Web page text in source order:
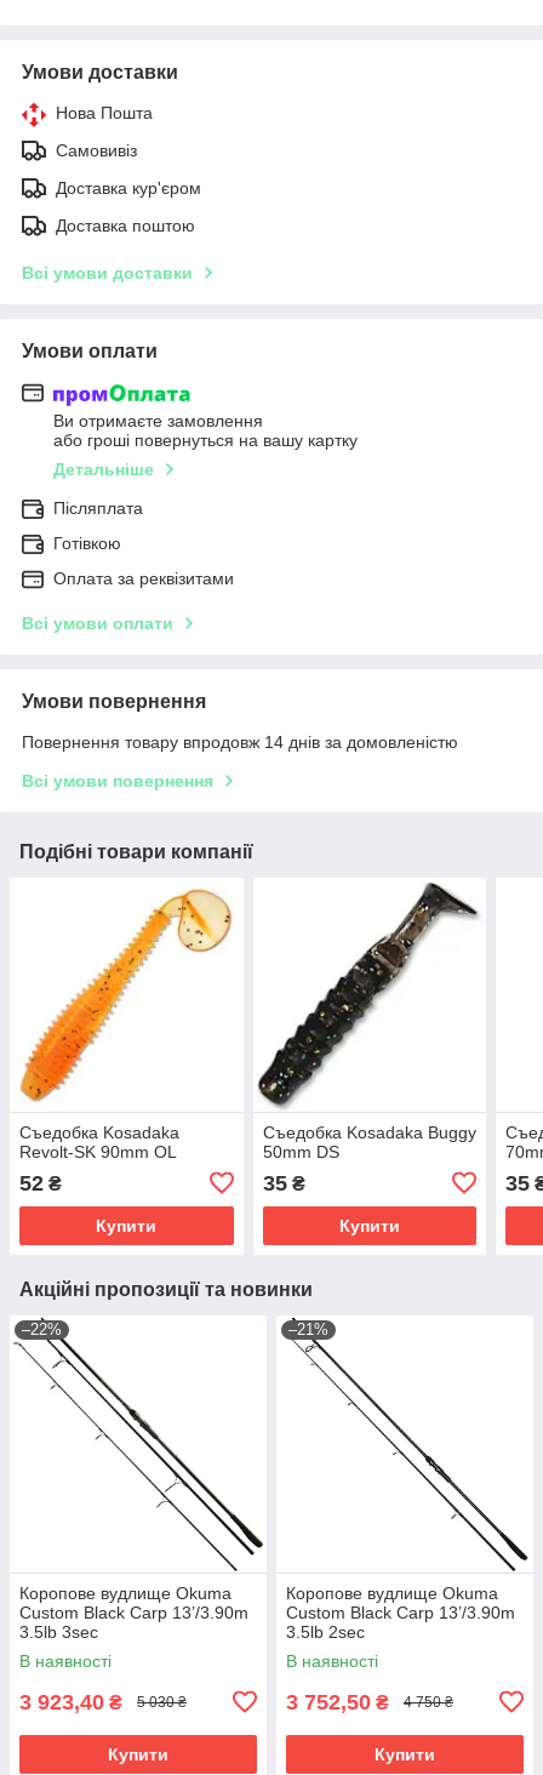
Умови доставки
Нова Пошта
Самовивіз
Доставка кур'єром
Доставка поштою
Всі умови доставки
Умови оплати
Ви отримаєте замовлення
або гроші повернуться на вашу картку
Детальніше
Післяплата
Готівкою
Оплата за реквізитами
Всі умови оплати
Умови повернення
Повернення товару впродовж 14 днів за домовленістю
Всі умови повернення
Подібні товари компанії
Съедобка Kosadaka
Revolt-SK 90mm OL
52 ₴
Купити
Съедобка Kosadaka Buggy
50mm DS
35₴
Купити
35
Акційні пропозиції та новинки
–22%
Коропове вудлище Okuma
Custom Black Carp 13’/3.90m
3.5lb 3sec
В наявності
3 923,40 ₴ 5 030 ₴
Купити
–21%
Коропове вудлище Okuma
Custom Black Carp 13’/3.90m
3.5lb 2sec
В наявності
3 752,50 ₴ 4 750 ₴
Купити